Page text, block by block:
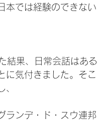
本では経験のできない
結果、日常会話はある
に気付きました。そこ
、
ランデ・ド・スウ連邦